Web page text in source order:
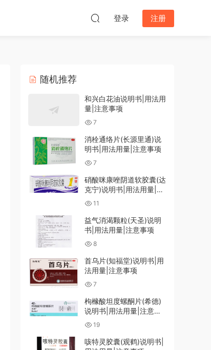
登录 注册
随机推荐
和兴白花油说明书|用法用
量|注意事项
7
消栓通络片(长源里通)说
明书|用法用量|注意事项
7
硝酸咪康唑阴道软胶囊(达
克宁)说明书|用法用量|注
意事项
11
益气消渴颗粒(天圣)说明
书|用法用量|注意事项
8
首乌片(知福堂)说明书|用
法用量|注意事项
7
枸橼酸坦度螺酮片(希德)
说明书|用法用量|注意事
项 19
咳特灵胶囊(观鹤)说明书|